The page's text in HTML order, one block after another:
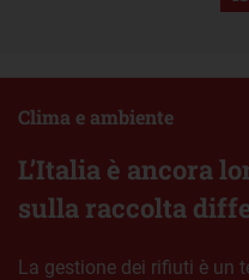
L’Italia è ancora
sulla raccolta
Clima e ambiente
La gestione dei rifiuti è un